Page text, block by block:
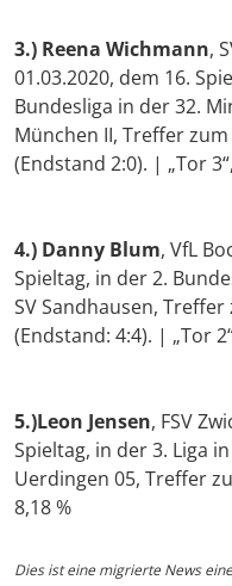
3.) Reena Wichmann,
01.03.2020, dem 16.
Bundesliga in der 32.
München II, Treffer
(Endstand 2:0). | „Tor
4.) Danny Blum, VfL
Spieltag, in der 2.
SV Sandhausen,
(Endstand: 4:4). | „Tor
5.)Leon Jensen, FSV
Spieltag, in der 3. Liga
Uerdingen 05, Treffer
8,18 %
Dies ist eine migrierte News